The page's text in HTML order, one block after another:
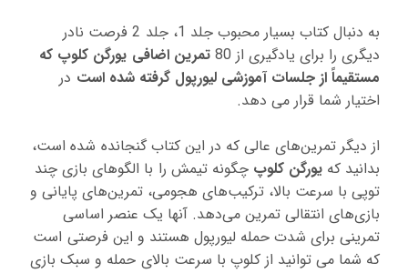
به دنبال کتاب بسیار محبوب جلد 1، جلد 2 فرصت نادر
دیگری را برای یادگیری از 80
تمرین اضافی یورگن کلوپ که
مستقیماً از جلسات آموزشی لیورپول گرفته شده است در
اختیار شما قرار می دهد.
از دیگر تمرین‌های عالی که در این کتاب گنجانده شده است،
بدانید کهیورگن کلوپ چگونه تیمش را با الگوهای بازی چند
توپی با سرعت بالا، ترکیب‌های هجومی، تمرین‌های پایانی و
بازی‌های انتقالی تمرین می‌دهد. آنها یک عنصر اساسی
تمرینی برای شدت حمله لیورپول هستند و این فرصتی است
که شما می توانید از کلوپ با سرعت بالای حمله و سبک بازی